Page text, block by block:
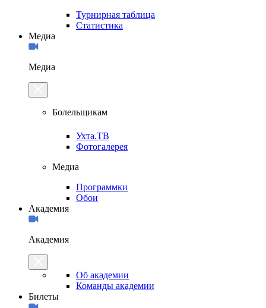
Турнирная таблица
Статистика
Медиа
Медиа
Болельщикам
Ухта.ТВ
Фотогалерея
Медиа
Программки
Обои
Академия
Академия
Об академии
Команды академии
Билеты